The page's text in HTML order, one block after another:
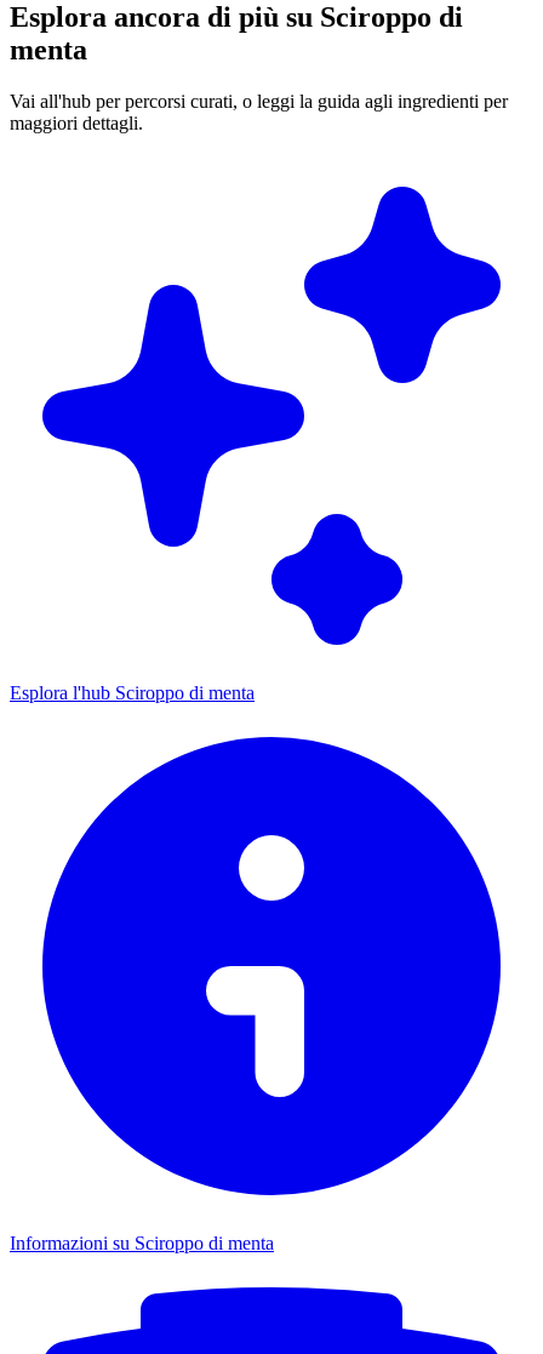
Esplora ancora di più su Sciroppo di
menta
Vai all'hub per percorsi curati, o leggi la guida agli ingredienti per
maggiori dettagli.
Esplora l'hub Sciroppo di menta
Informazioni su Sciroppo di menta